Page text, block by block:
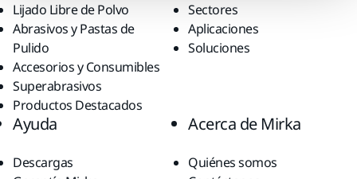
Lijado Libre de Polvo
Abrasivos y Pastas de
Pulido
Accesorios y Consumibles
Superabrasivos
Productos Destacados
Sectores
Aplicaciones
Soluciones
Ayuda
Descargas
Acerca de Mirka
Quiénes somos